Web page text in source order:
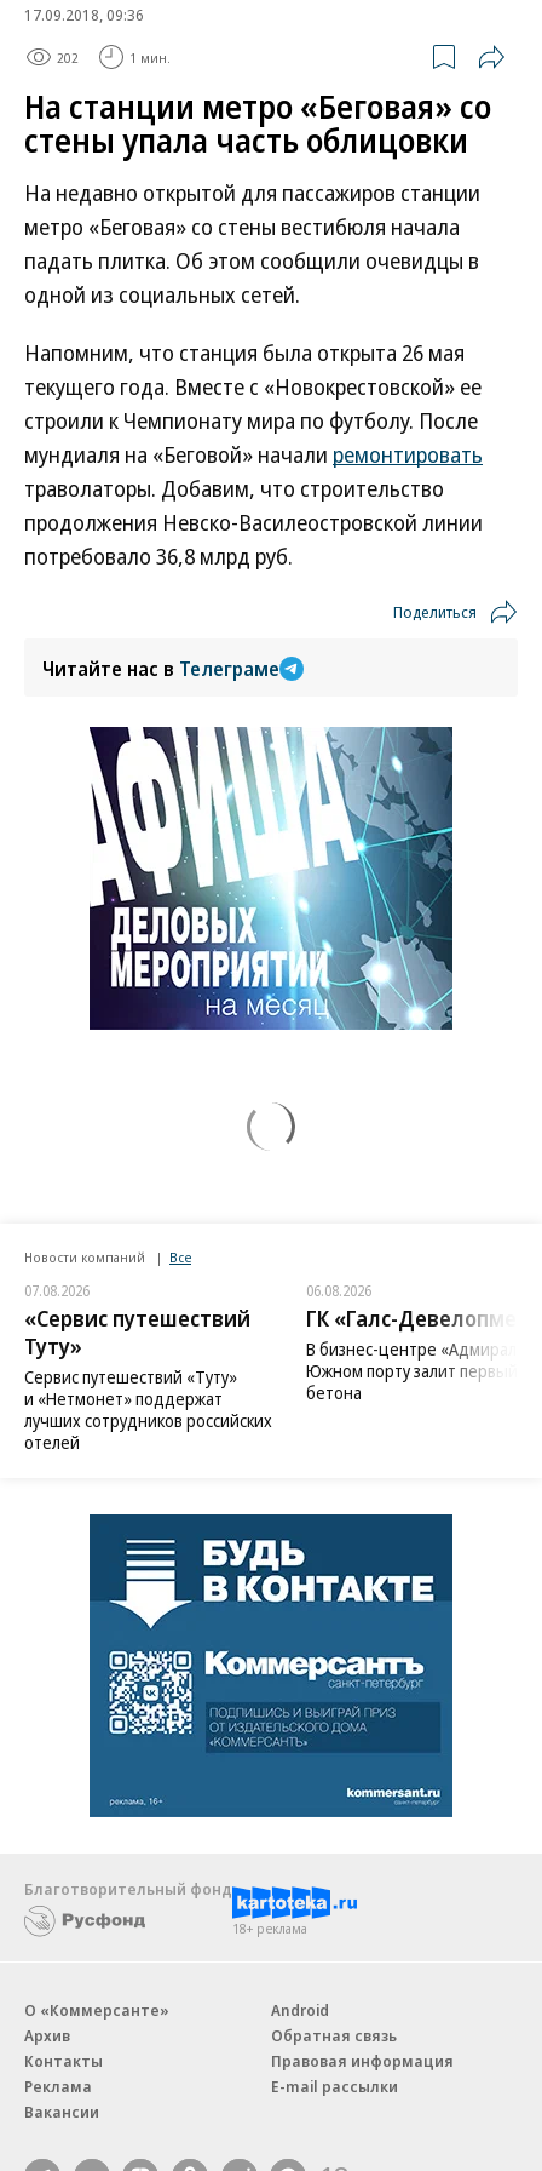
17.09.2018, 09:36
202 1 мин.
На станции метро «Беговая» со
стены упала часть облицовки
На недавно открытой для пассажиров станции
метро «Беговая» со стены вестибюля начала
падать плитка. Об этом сообщили очевидцы в
одной из социальных сетей.
Напомним, что станция была открыта 26 мая
текущего года. Вместе с «Новокрестовской» ее
строили к Чемпионату мира по футболу. После
мундиаля на «Беговой» начали ремонтировать
траволаторы. Добавим, что строительство
продолжения Невско-Василеостровской линии
потребовало 36,8 млрд руб.
Поделиться
Читайте нас в Телеграме
Новости компаний Все
07.08.2026
«Сервис путешествий
Туту»
Сервис путешествий «Туту»
и «Нетмонет» поддержат
лучших сотрудников российских
отелей
06.08.2026
ГК «Галс-
В бизнес-центре «Адмирал» в
Южном порту залит первый
бетона
Благотворительный фонд
18+ реклама
О «Коммерсанте»
Архив
Контакты
Реклама
Вакансии
Android
Обратная связь
Правовая информация
E-mail рассылки